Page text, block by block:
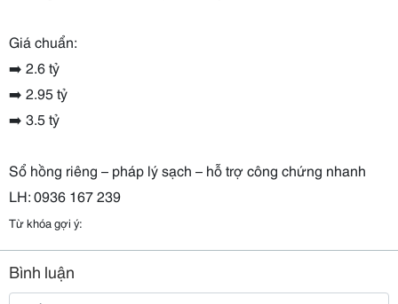
Giá chuẩn:
➡️ 2.6 tỷ
➡️ 2.95 tỷ
➡️ 3.5 tỷ
Sổ hồng riêng – pháp lý sạch – hỗ trợ công chứng nhanh
LH: 0936 167 239
Từ khóa gợi ý:
Bình luận